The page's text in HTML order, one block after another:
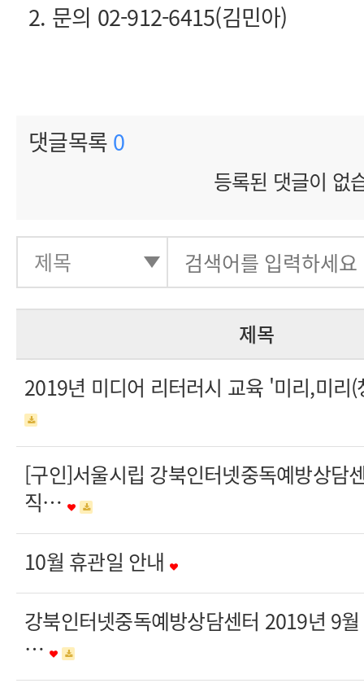
2. 문의 02-912-6415(김민아)
댓글목록 0
등록된 댓글이 없
제목
2019년 미디어 리터러시 교육 '미리,미
[구인]서울시립 강북인터넷중독예방상담
직…
10월 휴관일 안내
강북인터넷중독예방상담센터 2019년 9
…